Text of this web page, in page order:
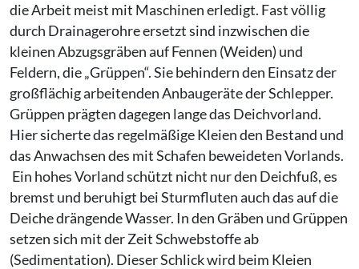
die Arbeit meist mit Maschinen erledigt. Fast völlig
durch Drainagerohre ersetzt sind inzwischen die
kleinen Abzugsgräben auf Fennen (Weiden) und
Feldern, die „Grüppen“. Sie behindern den Einsatz der
großflächig arbeitenden Anbaugeräte der Schlepper.
Grüppen prägten dagegen lange das Deichvorland.
Hier sicherte das regelmäßige Kleien den Bestand und
das Anwachsen des mit Schafen beweideten Vorlands.
Ein hohes Vorland schützt nicht nur den Deichfuß, es
bremst und beruhigt bei Sturmfluten auch das auf die
Deiche drängende Wasser. In den Gräben und Grüppen
setzen sich mit der Zeit Schwebstoffe ab
(Sedimentation). Dieser Schlick wird beim Kleien